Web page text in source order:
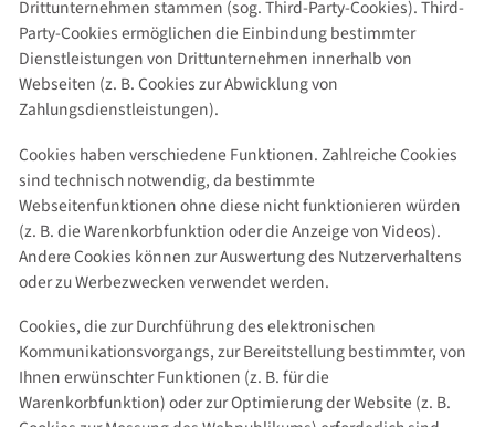
Drittunternehmen stammen (sog. Third-Party-Cookies). Third-
Party-Cookies ermöglichen die Einbindung bestimmter
Dienstleistungen von Drittunternehmen innerhalb von
Webseiten (z. B. Cookies zur Abwicklung von
Zahlungsdienstleistungen).
Cookies haben verschiedene Funktionen. Zahlreiche Cookies
sind technisch notwendig, da bestimmte
Webseitenfunktionen ohne diese nicht funktionieren würden
(z. B. die Warenkorbfunktion oder die Anzeige von Videos).
Andere Cookies können zur Auswertung des Nutzerverhaltens
oder zu Werbezwecken verwendet werden.
Cookies, die zur Durchführung des elektronischen
Kommunikationsvorgangs, zur Bereitstellung bestimmter, von
Ihnen erwünschter Funktionen (z. B. für die
Warenkorbfunktion) oder zur Optimierung der Website (z. B.